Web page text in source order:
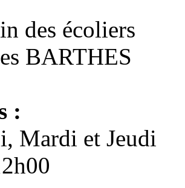
des écoliers
BARTHES
:
Mardi et Jeudi